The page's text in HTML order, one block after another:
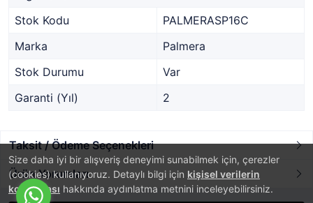
Size daha iyi bir alışveriş deneyimi sunabilmek için, çerezler
(cookies) kullanıyoruz. Detaylı bilgi için kişisel verilerin
korunması hakkında aydınlatma metnini inceleyebilirsiniz.
Stok Kodu
PALMERASP16C
Marka
Palmera
Stok Durumu
Var
Garanti (Yıl)
2
Taksit / Ödeme Seçenekleri
Ürün Yorumları